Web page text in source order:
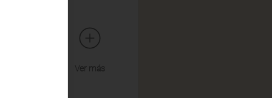
Ver más